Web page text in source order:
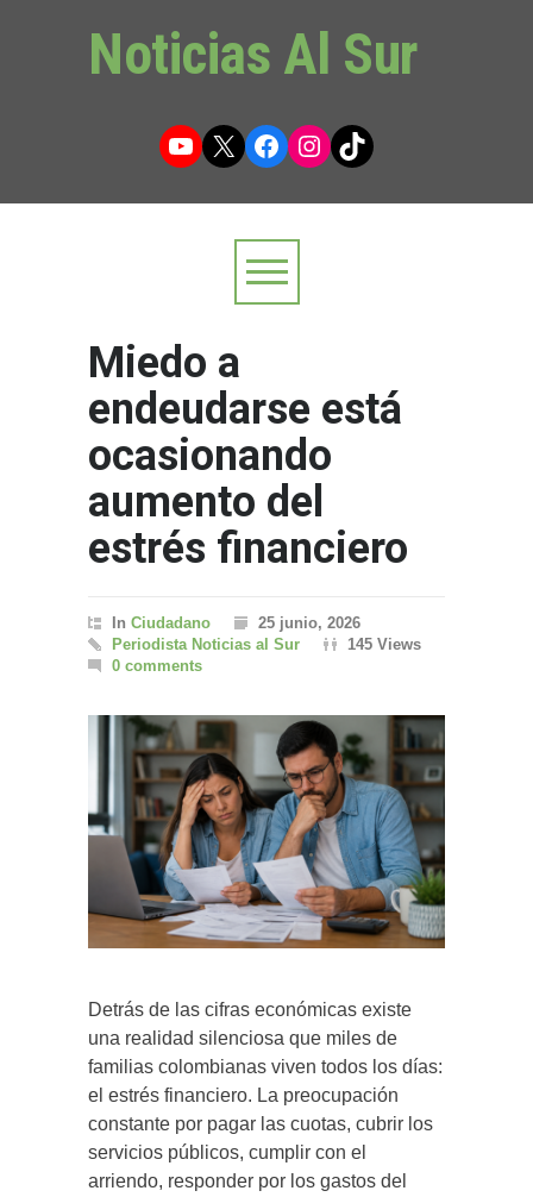
Noticias Al Sur
YouTube
X Facebook
Instagram
TikTok
Miedo a
endeudarse está
ocasionando
aumento del
estrés financiero
In Ciudadano
25 junio, 2026
Periodista Noticias al Sur
145 Views
0 comments
Detrás de las cifras económicas existe
una realidad silenciosa que miles de
familias colombianas viven todos los días:
el estrés financiero. La preocupación
constante por pagar las cuotas, cubrir los
servicios públicos, cumplir con el
arriendo, responder por los gastos del